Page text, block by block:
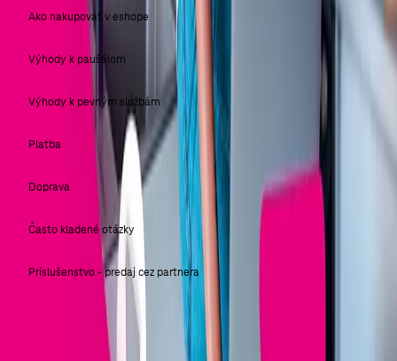
Ako nakupovať v eshope
Výhody k paušálom
Výhody k pevným službám
Platba
Doprava
Často kladené otázky
Príslušenstvo - predaj cez partnera
SLOVAK TELEKOM